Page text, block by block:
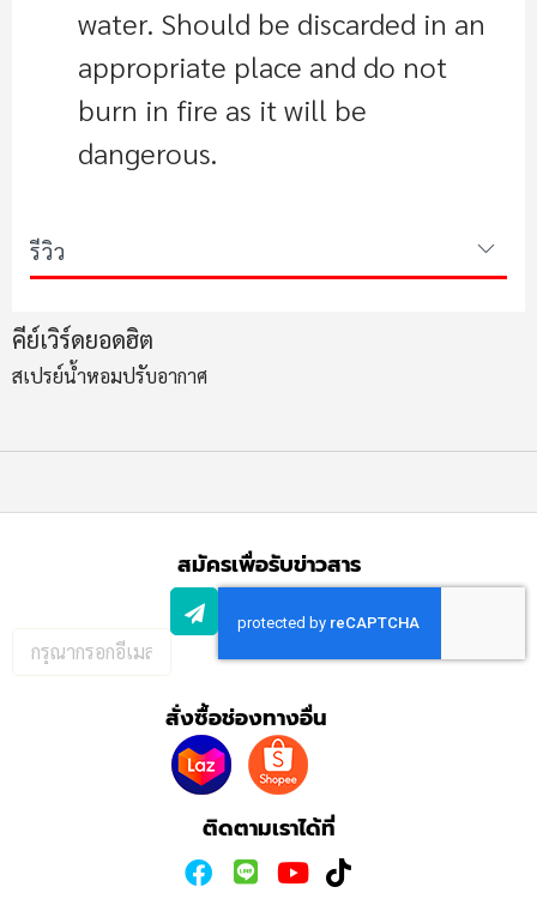
water. Should be discarded in an
appropriate place and do not
burn in fire as it will be
dangerous.
รีวิว
คีย์เวิร์ดยอดฮิต
สเปรย์น้ำหอมปรับอากาศ
สมัครเพื่อรับข่าวสาร
กรอก
สั่งซื้อช่องทางอื่น
ติดตามเราได้ที่